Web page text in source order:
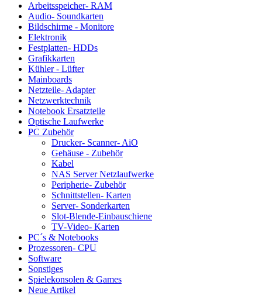
Arbeitsspeicher- RAM
Audio- Soundkarten
Bildschirme - Monitore
Elektronik
Festplatten- HDDs
Grafikkarten
Kühler - Lüfter
Mainboards
Netzteile- Adapter
Netzwerktechnik
Notebook Ersatzteile
Optische Laufwerke
PC Zubehör
Drucker- Scanner- AiO
Gehäuse - Zubehör
Kabel
NAS Server Netzlaufwerke
Peripherie- Zubehör
Schnittstellen- Karten
Server- Sonderkarten
Slot-Blende-Einbauschiene
TV-Video- Karten
PC´s & Notebooks
Prozessoren- CPU
Software
Sonstiges
Spielekonsolen & Games
Neue Artikel